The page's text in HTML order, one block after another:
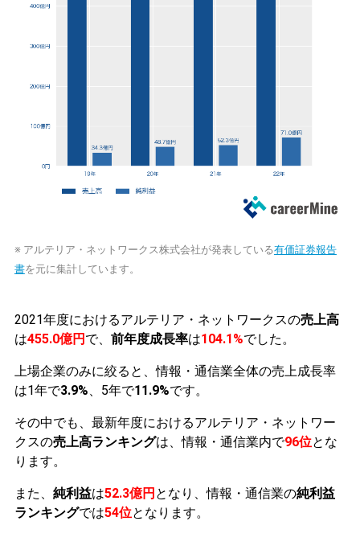
※ アルテリア・ネットワークス株式会社が発表している有価証券報告
書を元に集計しています。
2021年度におけるアルテリア・ネットワークスの売上高
は455.0億円 で、 前年度成長率は104.1%でした。
上場企業のみに絞ると、情報・通信業全体の売上成長率
は1年で3.9%、5年で11.9%です。
その中でも、最新年度におけるアルテリア・ネットワー
クスの売上高ランキングは、情報・通信業内で96位とな
ります。
また、 純利益は52.3億円 となり、情報・通信業の純利益
ランキングでは54位となります。